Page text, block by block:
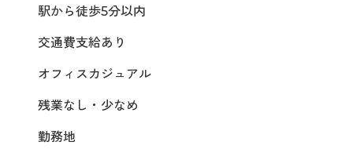
駅から徒歩5分以内
交通費支給あり
オフィスカジュアル
残業なし・少なめ
勤務地